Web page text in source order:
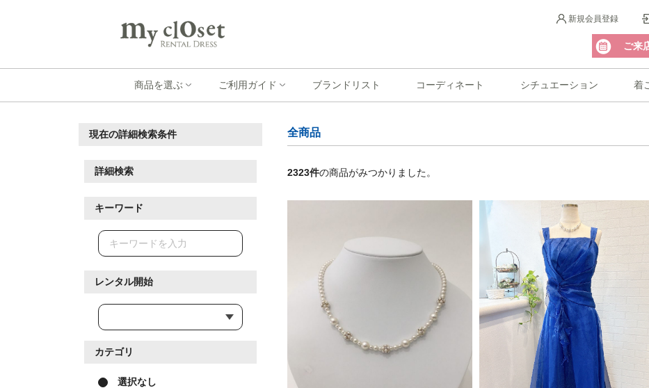
新規会員登録
ご来
商品を選ぶ ご利用ガイド ブランドリスト コーディネート シチュエーション 着
現在の詳細検索条件
詳細検索
キーワード
レンタル開始
カテゴリ
選択なし
全商品
2323件の商品がみつかりました。